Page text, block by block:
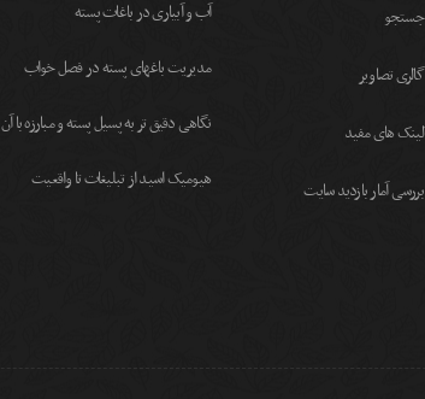
جستجو
گالری تصاویر
لینک های مفید
بررسی آمار بازدید سایت
آب و آبیاری در باغات پسته
مديريت باغهای پسته در فصل خواب
نگاهی دقیق تر به پسیل پسته و مبارزه با آن
هیومیک اسید از تبلیغات تا واقعیت